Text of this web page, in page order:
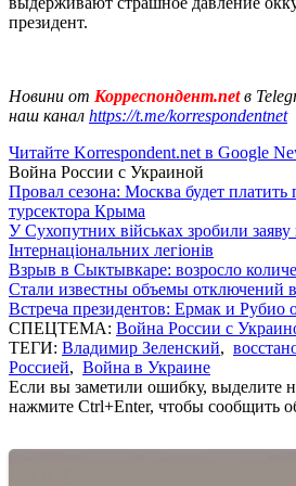
президент.
Новини от Корреспондент.netв
наш канал https://t.me/korrespondentnet
Читайте Korrespondent.net в Google
Война России с Украиной
Провал сезона: Москва будет платить
турсектора Крыма
У Сухопутних військах зробили заяву
Інтернаціональних легіонів
Взрыв в Сыктывкаре: возросло
Стали известны объемы отключений
Встреча президентов: Ермак и Рубио
СПЕЦТЕМА: Война России с
ТЕГИ: Владимир Зеленский,
Россией, Война в Украине
Если вы заметили ошибку, выделите
нажмите Ctrl+Enter, чтобы сообщить